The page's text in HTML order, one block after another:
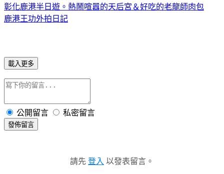
彰化鹿港半日遊。熱鬧喧囂的天后宮＆好吃的老龍師肉包
鹿港王功外拍日記
載入更多
公開留言 私密留言
發佈留言
請先 登入 以發表留言。